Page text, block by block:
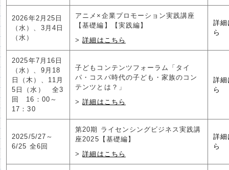
2026年2月25日
（水）、3月4日
（水）
アニメ×企業プロモーション実践講座
【基礎編】【実践編】
詳細はこちら
詳
ら
2025年7月16日
（水）、9月18
日（木）、11月
5日（水） 全3
回 16：00～
17：30
子どもコンテンツフォーラム「タイ
パ・コスパ時代の子ども・家族のコン
テンツとは？」
詳細はこちら
詳
ら
2025/5/27～
6/25 全6回
第20期 ライセンシングビジネス実践講
座2025【基礎編】
詳細はこちら
詳
ら